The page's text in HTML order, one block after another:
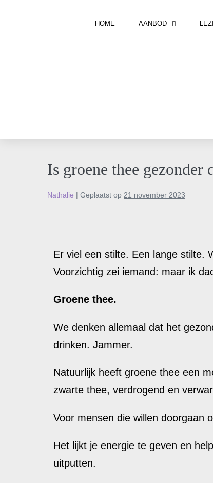
HOME AANBOD
Is groene thee gezonder
Nathalie | Geplaatst op 21 november 2023
Er viel een stilte. Een lange stilte.
Voorzichtig zei iemand: maar ik
Groene thee.
We denken allemaal dat het
drinken. Jammer.
Natuurlijk heeft groene thee een
zwarte thee, verdrogend en
Voor mensen die willen doorgaan
Het lijkt je energie te geven en
uitputten.